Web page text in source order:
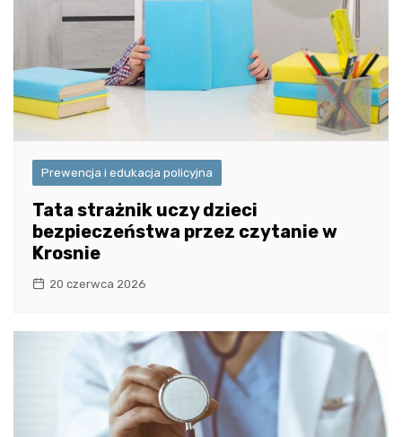
Prewencja i edukacja policyjna
Tata strażnik uczy dzieci
bezpieczeństwa przez czytanie w
Krosnie
20 czerwca 2026